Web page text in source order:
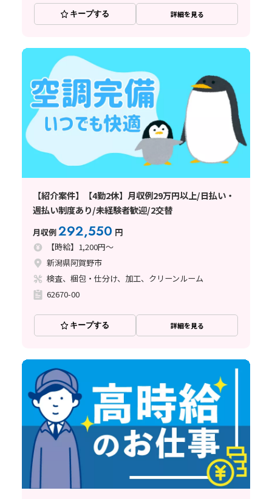
キープする 詳細を見る
【紹介案件】【4勤2休】月収例29万円以上/日払い・
週払い制度あり/未経験者歓迎/2交替
月収例292,550 円
【時給】1,200円～
新潟県阿賀野市
検査、梱包・仕分け、加工、クリーンルーム
62670-00
キープする 詳細を見る